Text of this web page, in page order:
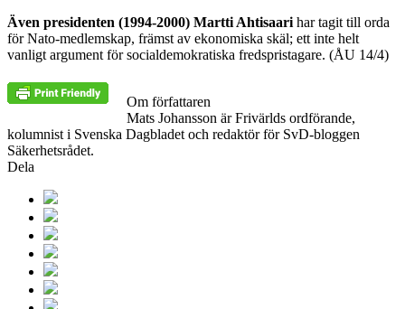
Även presidenten (1994-2000) Martti Ahtisaari har tagit till orda
för Nato-medlemskap, främst av ekonomiska skäl; ett inte helt
vanligt argument för socialdemokratiska fredspristagare. (ÅU 14/4)
Om författaren
Mats Johansson är Frivärlds ordförande,
kolumnist i Svenska Dagbladet och redaktör för SvD-bloggen
Säkerhetsrådet.
Dela